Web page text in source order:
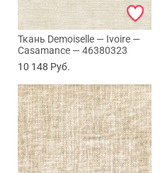
Ткань Demoiselle — Ivoire —
Casamance — 46380323
10 148 Руб.